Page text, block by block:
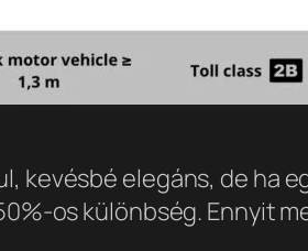
kevésbé elegáns, de ha
os különbség. Ennyit